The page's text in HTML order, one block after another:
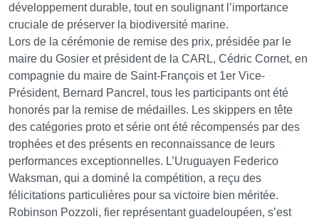
développement durable, tout en soulignant l’importance
cruciale de préserver la biodiversité marine.
Lors de la cérémonie de remise des prix, présidée par le
maire du Gosier et président de la CARL, Cédric Cornet, en
compagnie du maire de Saint-François et 1er Vice-
Président, Bernard Pancrel, tous les participants ont été
honorés par la remise de médailles. Les skippers en tête
des catégories proto et série ont été récompensés par des
trophées et des présents en reconnaissance de leurs
performances exceptionnelles. L’Uruguayen Federico
Waksman, qui a dominé la compétition, a reçu des
félicitations particulières pour sa victoire bien méritée.
Robinson Pozzoli, fier représentant guadeloupéen, s’est